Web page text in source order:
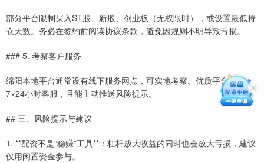
部分平台限制买入ST股、新股、创业板（无权限时），或设置最低持
仓天数。务必在签约前阅读协议条款，避免因规则不明导致亏损。
### 5. 考察客户服务
绵阳本地平台通常设有线下服务网点，可实地考察。优质平台提供
7×24小时客服，且能主动推送风险提示。
## 三、风险提示与建议
1. **配资不是“稳赚”工具**：杠杆放大收益的同时也会放大亏损，建议
仅用闲置资金参与。